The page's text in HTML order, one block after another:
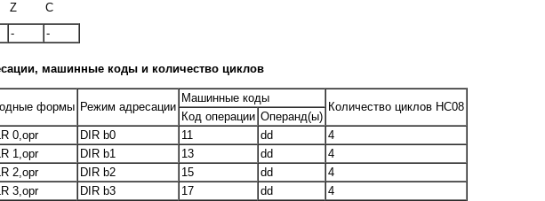
Z
C
- -
машинные коды и количество циклов
формы Режим адресации
Машинные коды
Количество циклов HC08
Код операции Операнд(ы)
0,opr
DIR b0 11 dd
4
1,opr
DIR b1 13 dd
4
2,opr
DIR b2 15 dd
4
3,opr
DIR b3 17 dd
4